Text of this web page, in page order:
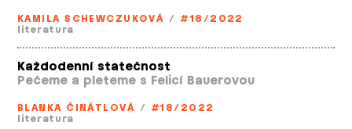
KAMILA SCHEWCZUKOVÁ / #18/2022
literatura
Každodenní statečnost
Pečeme a pleteme s Felicí Bauerovou
BLANKA ČINÁTLOVÁ / #18/2022
literatura